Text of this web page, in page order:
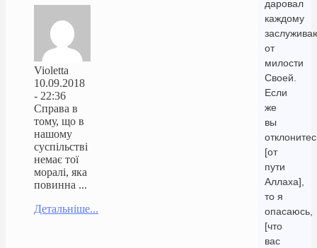
даровал
каждому
от
милости
Своей.
Если
же
вы
[от
пути
Аллаха],
то я
опасаюсь,
[что
вас
Violetta
10.09.2018
- 22:36
Справа в
тому, що в
нашому
суспільстві
немає тої
моралі, яка
повинна ...
Детальніше...